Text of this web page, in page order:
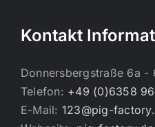
Kontakt
Donnersbergstraße 6a -
Telefon: +49 (0)6358
E-Mail: 123@pig-